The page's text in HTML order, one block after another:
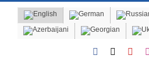
content
Facebook